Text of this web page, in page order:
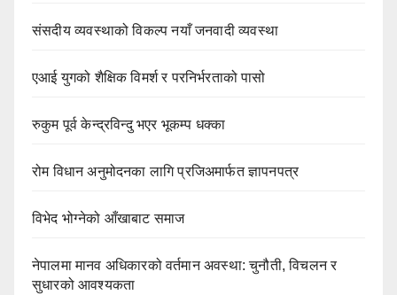
संसदीय व्यवस्थाको विकल्प नयाँ जनवादी व्यवस्था
एआई युगको शैक्षिक विमर्श र परनिर्भरताको पासो
रुकुम पूर्व केन्द्रविन्दु भएर भूकम्प धक्का
रोम विधान अनुमोदनका लागि प्रजिअमार्फत ज्ञापनपत्र
विभेद भोग्नेको आँखाबाट समाज
नेपालमा मानव अधिकारको वर्तमान अवस्था: चुनौती, विचलन र
सुधारको आवश्यकता